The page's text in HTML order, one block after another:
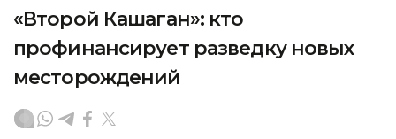
«Второй Кашаган»: кто
профинансирует разведку новых
месторождений